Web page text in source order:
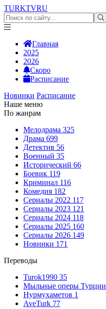
TURKTVRU
Главная
2025
2026
Скоро
Расписание
Новинки Расписание
Наше меню
По жанрам
Мелодрама 325
Драма 699
Детектив 56
Военный 35
Исторический 66
Боевик 119
Криминал 116
Комедия 182
Сериалы 2022 117
Сериалы 2023 121
Сериалы 2024 118
Сериалы 2025 160
Сериалы 2026 149
Новинки 171
Переводы
Turok1990 35
Мыльные оперы Турции
Нурмухаметов 1
AveTurk 77